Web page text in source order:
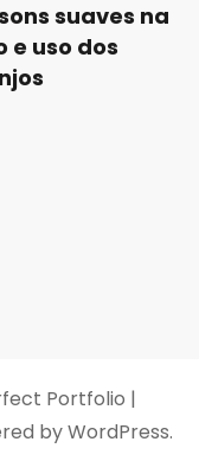
suaves na
uso dos
Portfolio |
byWordPress.